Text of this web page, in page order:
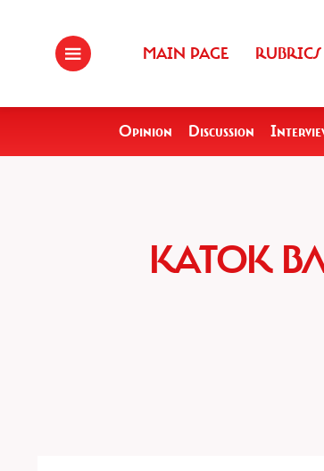
MAIN PAGE RUBRICS
Opinion Discussion
КАТОК